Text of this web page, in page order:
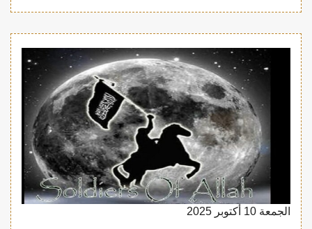
الجمعة 10 أكتوبر 2025